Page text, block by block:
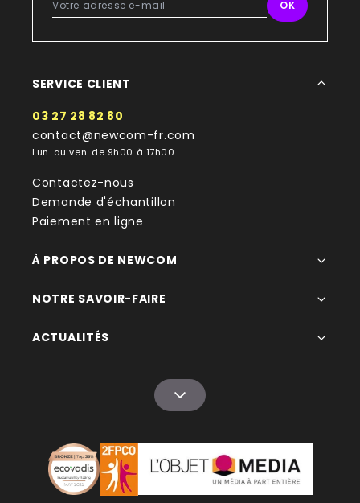
SERVICE CLIENT
03 27 28 82 80
contact@newcom-fr.com
Lun. au ven. de 9h00 à 17h00
Contactez-nous
Demande d'échantillon
Paiement en ligne
À PROPOS DE NEWCOM
NOTRE SAVOIR-FAIRE
ACTUALITÉS